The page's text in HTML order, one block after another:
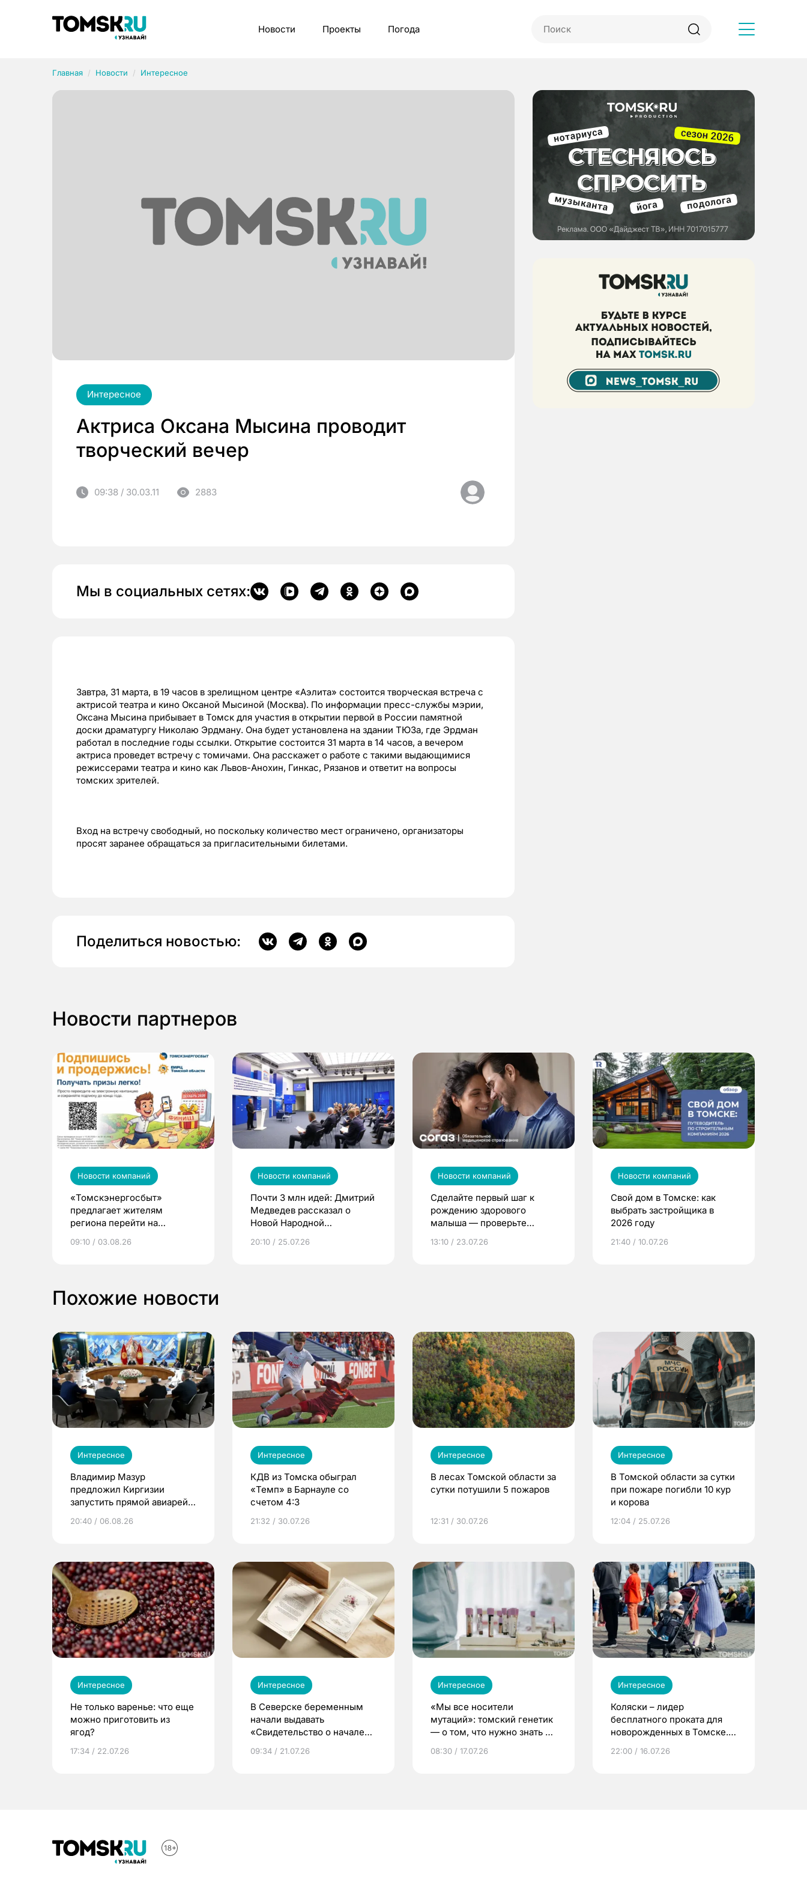
Новости Проекты Погода
Главная Новости Интересное
Интересное
Актриса Оксана Мысина проводит
творческий вечер
09:38 / 30.03.11 2883
Мы в социальных сетях:
Завтра, 31 марта, в 19 часов в зрелищном центре «Аэлита» состоится творческая встреча с
актрисой театра и кино Оксаной Мысиной (Москва). По информации пресс-службы мэрии,
Оксана Мысина прибывает в Томск для участия в открытии первой в России памятной
доски драматургу Николаю Эрдману. Она будет установлена на здании ТЮЗа, где Эрдман
работал в последние годы ссылки. Открытие состоится 31 марта в 14 часов, а вечером
актриса проведет встречу с томичами. Она расскажет о работе с такими выдающимися
режиссерами театра и кино как Львов-Анохин, Гинкас, Рязанов и ответит на вопросы
томских зрителей.
Вход на встречу свободный, но поскольку количество мест ограничено, организаторы
просят заранее обращаться за пригласительными билетами.
Поделиться новостью:
Новости партнеров
Новости компаний
«Томскэнергосбыт»
предлагает жителям
региона перейти на
выиграть призы
09:10 / 03.08.26
Новости компаний
Почти 3 млн идей: Дмитрий
Медведев рассказал о
Новой Народной
20:10 / 25.07.26
Новости компаний
Сделайте первый шаг к
рождению здорового
малыша — проверьте
по ОМС!
13:10 / 23.07.26
Новости компаний
Свой дом в Томске: как
выбрать застройщика в
2026 году
21:40 / 10.07.26
Похожие новости
Интересное
Владимир Мазур
предложил Киргизии
запустить прямой авиарейс
20:40 / 06.08.26
Интересное
КДВ из Томска обыграл
«Темп» в Барнауле со
счетом 4:3
21:32 / 30.07.26
Интересное
В лесах Томской области за
сутки потушили 5 пожаров
12:31 / 30.07.26
Интересное
В Томской области за сутки
при пожаре погибли 10 кур
и корова
12:04 / 25.07.26
Интересное
Не только варенье: что еще
можно приготовить из
ягод?
17:34 / 22.07.26
Интересное
В Северске беременным
начали выдавать
«Свидетельство о начале
09:34 / 21.07.26
Интересное
«Мы все носители
мутаций»: томский генетик
— о том, что нужно знать до
08:30 / 17.07.26
Интересное
Коляски – лидер
бесплатного проката для
новорожденных в Томске.
22:00 / 16.07.26
Рубрики